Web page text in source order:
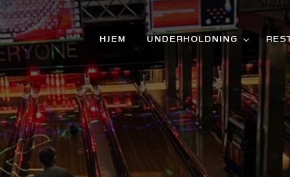
HJEM UNDERHOLDNING